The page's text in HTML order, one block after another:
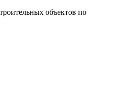
объектов по